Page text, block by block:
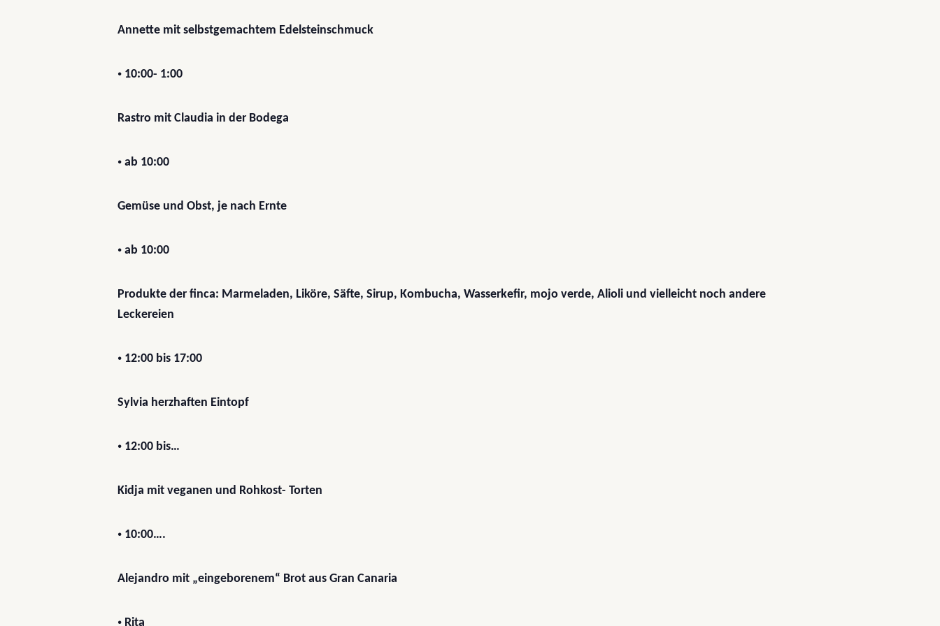
Annette mit selbstgemachtem Edelsteinschmuck
• 10:00- 1:00
Rastro mit Claudia in der Bodega
• ab 10:00
Gemüse und Obst, je nach Ernte
• ab 10:00
Produkte der finca: Marmeladen, Liköre, Säfte, Sirup, Kombucha, Wasserkefir, mojo verde, Alioli und vielleicht noch andere
Leckereien
• 12:00 bis 17:00
Sylvia herzhaften Eintopf
• 12:00 bis…
Kidja mit veganen und Rohkost- Torten
• 10:00….
Alejandro mit „eingeborenem“ Brot aus Gran Canaria
• Rita